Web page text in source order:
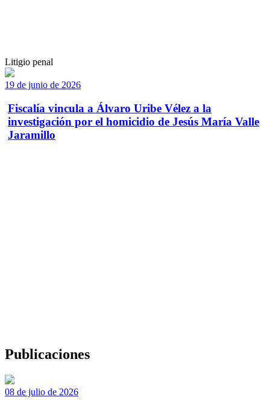
Litigio penal
19 de junio de 2026
Fiscalía vincula a Álvaro Uribe Vélez a la
investigación por el homicidio de Jesús María Valle
Jaramillo
Publicaciones
08 de julio de 2026